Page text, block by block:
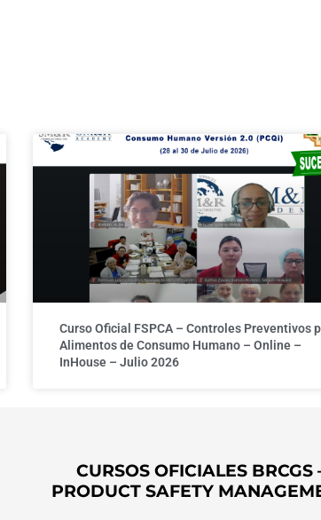
Curso Oficial FSPCA – Controles Preventivos
Alimentos de Consumo Humano – Online –
InHouse – Julio 2026
CURSOS OFICIALES BRCGS
PRODUCT SAFETY